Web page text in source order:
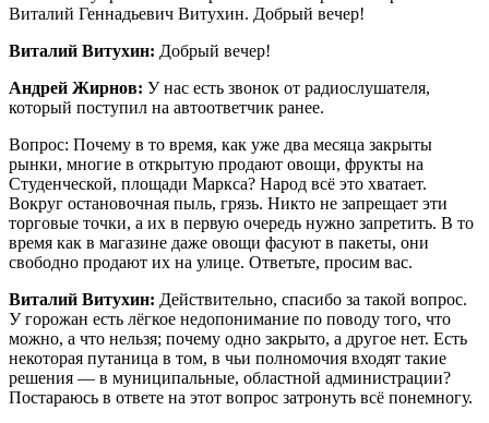
Виталий Геннадьевич Витухин. Добрый вечер!
Виталий Витухин: Добрый вечер!
Андрей Жирнов: У нас есть звонок от радиослушателя,
который поступил на автоответчик ранее.
Вопрос: Почему в то время, как уже два месяца закрыты
рынки, многие в открытую продают овощи, фрукты на
Студенческой, площади Маркса? Народ всё это хватает.
Вокруг остановочная пыль, грязь. Никто не запрещает эти
торговые точки, а их в первую очередь нужно запретить. В то
время как в магазине даже овощи фасуют в пакеты, они
свободно продают их на улице. Ответьте, просим вас.
Виталий Витухин: Действительно, спасибо за такой вопрос.
У горожан есть лёгкое недопонимание по поводу того, что
можно, а что нельзя; почему одно закрыто, а другое нет. Есть
некоторая путаница в том, в чьи полномочия входят такие
решения — в муниципальные, областной администрации?
Постараюсь в ответе на этот вопрос затронуть всё понемногу.